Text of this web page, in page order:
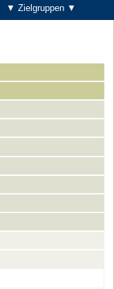
▼ Zielgruppen ▼